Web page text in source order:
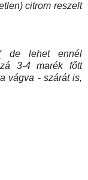
citrom reszelt
de lehet ennél
3-4 marék főtt
vágva - szárát is,